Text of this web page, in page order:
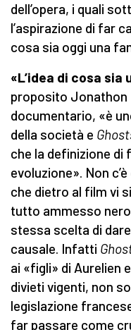
dell’opera, i quali
l’aspirazione di far
cosa sia oggi una
«L’idea di cosa sia
proposito Jonathon
documentario, «è
della società e
che la definizione di
evoluzione». Non
che dietro al film vi
tutto ammesso nero
stessa scelta di
causale. Infatti
ai «figli» di Aurelien
divieti vigenti, non
legislazione
far passare come